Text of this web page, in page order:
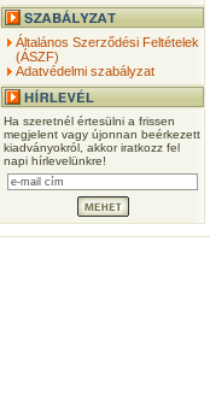
Általános Szerződési Feltételek
(ÁSZF)
Adatvédelmi szabályzat
Ha szeretnél értesülni a frissen
megjelent vagy újonnan beérkezett
kiadványokról, akkor iratkozz fel
napi hírlevelünkre!